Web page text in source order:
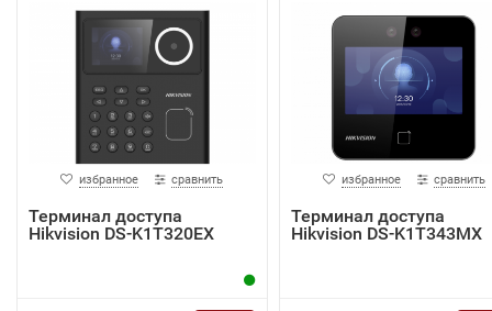
избранное сравнить
Терминал доступа
Hikvision DS-K1T320EX
избранное сравнить
Терминал доступа
Hikvision DS-K1T343MX